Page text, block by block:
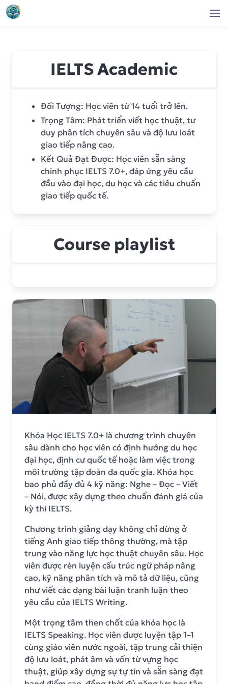
Khóa Học IELTS 7.0+ là chương trình chuyên
sâu dành cho học viên có định hướng du học
đại học, định cư quốc tế hoặc làm việc trong
môi trường tập đoàn đa quốc gia. Khóa học
bao phủ đầy đủ 4 kỹ năng: Nghe – Đọc – Viết
– Nói, được xây dựng theo chuẩn đánh giá của
kỳ thi IELTS.
Chương trình giảng dạy không chỉ dừng ở
tiếng Anh giao tiếp thông thường, mà tập
trung vào năng lực học thuật chuyên sâu. Học
viên được rèn luyện cấu trúc ngữ pháp nâng
cao, kỹ năng phân tích và mô tả dữ liệu, cũng
như viết các dạng bài luận tranh luận theo
yêu cầu của IELTS Writing.
Một trọng tâm then chốt của khóa học là
IELTS Speaking. Học viên được luyện tập 1–1
cùng giáo viên nước ngoài, tập trung cải thiện
độ lưu loát, phát âm và vốn từ vựng học
thuật, giúp xây dựng sự tự tin và sẵn sàng đạt
IELTS Academic
Đối Tượng: Học viên từ 14 tuổi trở lên.
Trọng Tâm: Phát triển viết học thuật, tư
duy phân tích chuyên sâu và độ lưu loát
giao tiếp nâng cao.
Kết Quả Đạt Được: Học viên sẵn sàng
chinh phục IELTS 7.0+, đáp ứng yêu cầu
đầu vào đại học, du học và các tiêu chuẩn
giao tiếp quốc tế.
Course playlist